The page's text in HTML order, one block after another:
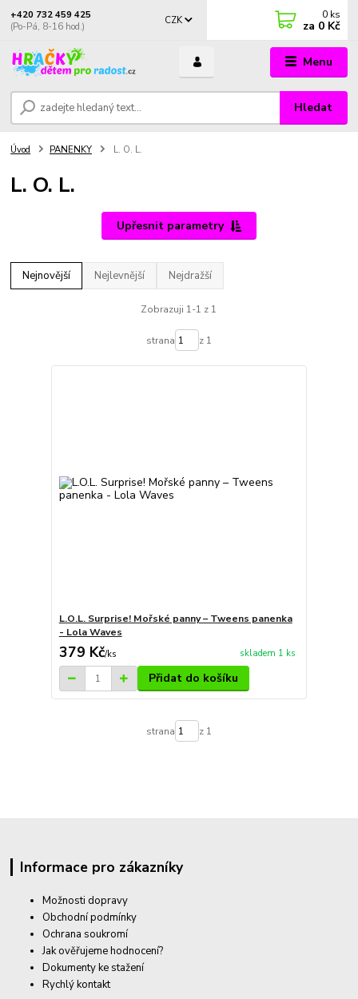
Menu
CZK
Hledat
+420 732 459 425
(Po-Pá, 8-16 hod.)
0 ks
za 0 Kč
Úvod PANENKY L. O. L.
L. O. L.
Upřesnit parametry
Nejnovější Nejlevnější Nejdražší
Zobrazuji 1-1 z 1
strana z 1
L.O.L. Surprise! Mořské panny – Tweens panenka
- Lola Waves
379 Kč/ks skladem 1 ks
Přidat do košíku
strana z 1
Informace pro zákazníky
Možnosti dopravy
Obchodní podmínky
Ochrana soukromí
Jak ověřujeme hodnocení?
Dokumenty ke stažení
Rychlý kontakt